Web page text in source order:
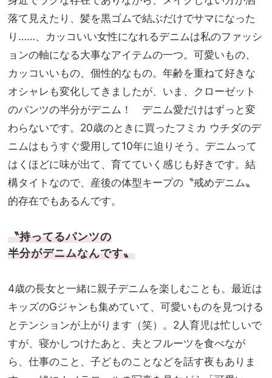
落て見えたり、髪を黒ゴムで結ぶだけでサマになった
り……、カッコいい女性になれるデニムは私のファッシ
ョンの軸になる大事なアイテムの一つ。可愛いもの、
カッコいいもの、個性的なもの。年齢を重ねて好きな
オシャレも変化してきましたが、いま、クローゼット
のパンツの半分がデニム！ デニム愛だけはずっと変
わらないです。20歳のときに買ったフミカ ウチダのデ
ニムはもうすぐ愛用して10年に迫りそう。デニムって
はくほどに味が出て、育てていく感じも好きです。結
構タイトなので、産後の体型キープの〝戒めデニム〟
的存在でもあるんです。
〝持ってるパンツの
半分がデニムなんです〟
4歳の長女と一緒に親子デニムを楽しむことも。最近は
キッズのGジャンも集めていて、可愛いものを見つける
とテンションが上がります（笑）。2人育児は忙しいで
すが、寝かしつけたあと、夫とフルーツを食べなが
ら、仕事のこと、子どものことなどを話す夜もありま